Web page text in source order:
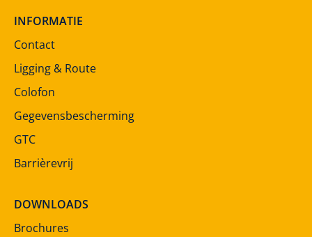
INFORMATIE
Contact
Ligging & Route
Colofon
Gegevensbescherming
GTC
Barrièrevrij
DOWNLOADS
Brochures